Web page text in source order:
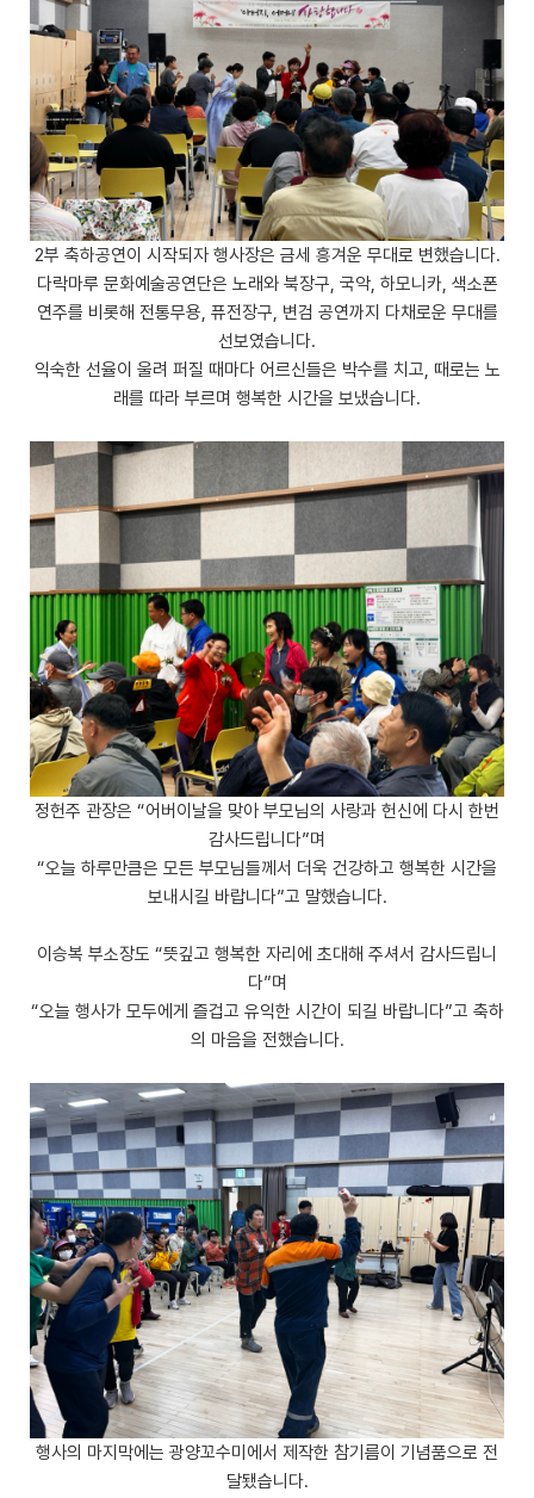
2부 축하공연이 시작되자 행사장은 금세 흥겨운 무대로 변했습니다.
다락마루 문화예술공연단은 노래와 북장구, 국악, 하모니카, 색소폰
연주를 비롯해 전통무용, 퓨전장구, 변검 공연까지 다채로운 무대를
선보였습니다.
익숙한 선율이 울려 퍼질 때마다 어르신들은 박수를 치고, 때로는 노
래를 따라 부르며 행복한 시간을 보냈습니다.
정헌주 관장은 “어버이날을 맞아 부모님의 사랑과 헌신에 다시 한번
감사드립니다”며
“오늘 하루만큼은 모든 부모님들께서 더욱 건강하고 행복한 시간을
보내시길 바랍니다”고 말했습니다.
이승복 부소장도 “뜻깊고 행복한 자리에 초대해 주셔서 감사드립니
다”며
“오늘 행사가 모두에게 즐겁고 유익한 시간이 되길 바랍니다”고 축하
의 마음을 전했습니다.
행사의 마지막에는 광양꼬수미에서 제작한 참기름이 기념품으로 전
달됐습니다.